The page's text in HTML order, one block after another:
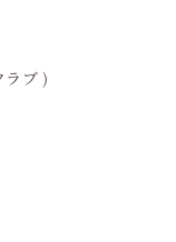
ラブ )